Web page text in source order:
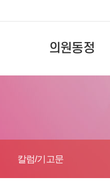
의원동정
칼럼/기고문